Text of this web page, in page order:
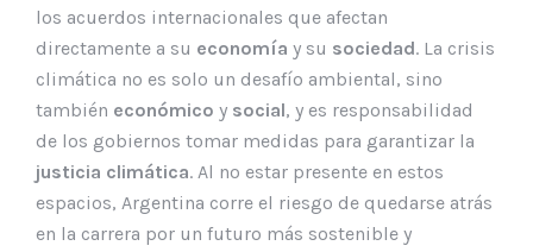
los acuerdos internacionales que afectan
directamente a su economía y su sociedad. La crisis
climática no es solo un desafío ambiental, sino
también económico y social, y es responsabilidad
de los gobiernos tomar medidas para garantizar la
justicia climática. Al no estar presente en estos
espacios, Argentina corre el riesgo de quedarse atrás
en la carrera por un futuro más sostenible y